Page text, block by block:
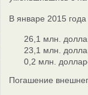
В январе 2015
26,1 млн.
23,1 млн.
0,2 млн.
Погашение